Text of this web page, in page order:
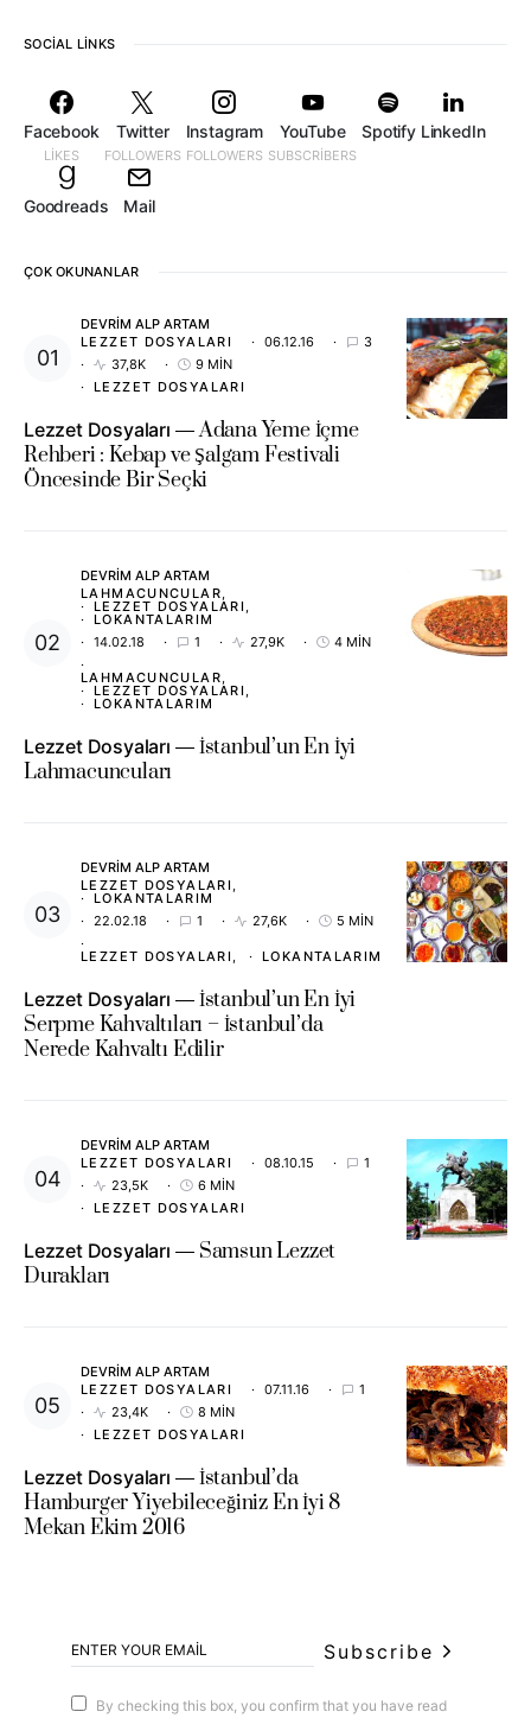
SOCIAL LINKS
Facebook
LIKES
Twitter
FOLLOWERS
Instagram
FOLLOWERS
YouTube
SUBSCRIBERS
Spotify LinkedIn
Goodreads Mail
ÇOK OKUNANLAR
DEVRIM ALP ARTAM
LEZZET DOSYALARI
06.12.16
3
37,8K
9 MIN
LEZZET DOSYALARI
Lezzet Dosyaları
Adana Yeme İçme
Rehberi : Kebap ve Şalgam Festivali
Öncesinde Bir Seçki
DEVRIM ALP ARTAM
LAHMACUNCULAR
LEZZET DOSYALARI
LOKANTALARIM
14.02.18
1 27,9K 4 MIN
LAHMACUNCULAR
LEZZET DOSYALARI
LOKANTALARIM
Lezzet Dosyaları
İstanbul’un En İyi
Lahmacuncuları
DEVRIM ALP ARTAM
LEZZET DOSYALARI
LOKANTALARIM
22.02.18
1 27,6K 5 MIN
LEZZET DOSYALARI LOKANTALARIM
Lezzet Dosyaları
İstanbul’un En İyi
Serpme Kahvaltıları – İstanbul’da
Nerede Kahvaltı Edilir
DEVRIM ALP ARTAM
LEZZET DOSYALARI
08.10.15
1
23,5K
6 MIN
LEZZET DOSYALARI
Lezzet Dosyaları
Samsun Lezzet
Durakları
DEVRIM ALP ARTAM
LEZZET DOSYALARI
07.11.16
1
23,4K
8 MIN
LEZZET DOSYALARI
Lezzet Dosyaları
İstanbul’da
Hamburger Yiyebileceğiniz En İyi 8
Mekan Ekim 2016
Subscribe
By checking this box, you confirm that you have read